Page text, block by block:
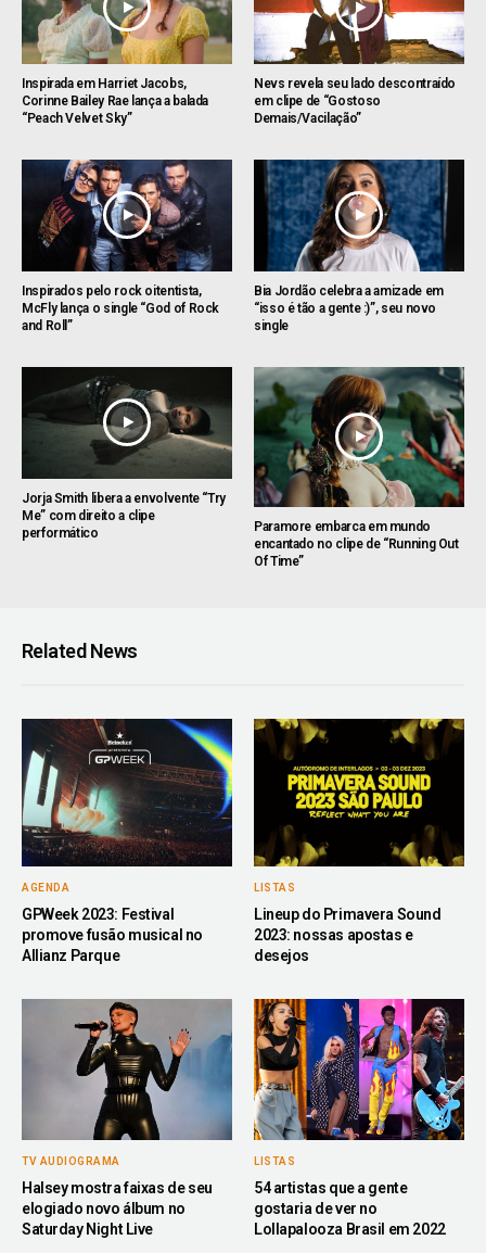
Inspirada em Harriet Jacobs,
Corinne Bailey Rae lança a balada
“Peach Velvet Sky”
Nevs revela seu lado descontraído
em clipe de “Gostoso
Demais/Vacilação”
Inspirados pelo rock oitentista,
McFly lança o single “God of Rock
and Roll”
Bia Jordão celebra a amizade em
“isso é tão a gente :)”, seu novo
single
Jorja Smith libera a envolvente “Try
Me” com direito a clipe
performático
Paramore embarca em mundo
encantado no clipe de “Running Out
Of Time”
Related News
AGENDA
GPWeek 2023: Festival
promove fusão musical no
Allianz Parque
LISTAS
Lineup do Primavera Sound
2023: nossas apostas e
desejos
TV AUDIOGRAMA
Halsey mostra faixas de seu
elogiado novo álbum no
Saturday Night Live
LISTAS
54 artistas que a gente
gostaria de ver no
Lollapalooza Brasil em 2022